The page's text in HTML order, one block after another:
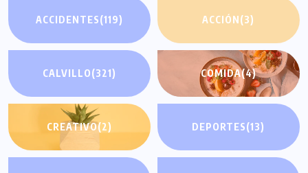
ACCIDENTES(119) ACCIÓN(3)
CALVILLO(321) COMIDA(4)
CREATIVO(2) DEPORTES(13)